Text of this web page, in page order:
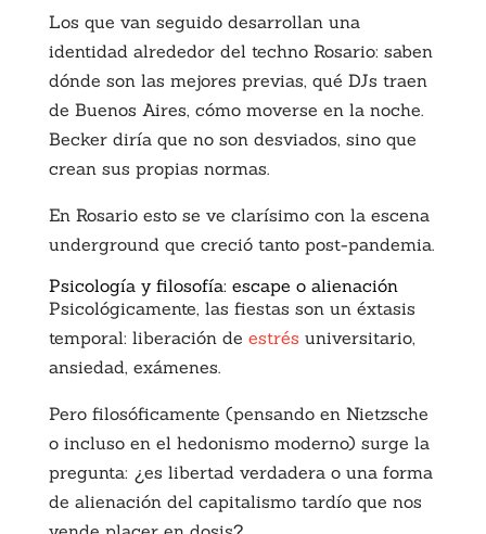
Los que van seguido desarrollan una
identidad alrededor del techno Rosario: saben
dónde son las mejores previas, qué DJs traen
de Buenos Aires, cómo moverse en la noche.
Becker diría que no son desviados, sino que
crean sus propias normas.
En Rosario esto se ve clarísimo con la escena
underground que creció tanto post-pandemia.
Psicología y filosofía: escape o alienación
Psicológicamente, las fiestas son un éxtasis
temporal: liberación de estrés universitario,
ansiedad, exámenes.
Pero filosóficamente (pensando en Nietzsche
o incluso en el hedonismo moderno) surge la
pregunta: ¿es libertad verdadera o una forma
de alienación del capitalismo tardío que nos